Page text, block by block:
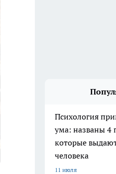
Психология
ума: названы 4
которые
человека
11 июля